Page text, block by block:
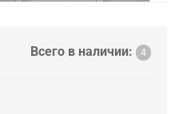
Всего в наличии: 4